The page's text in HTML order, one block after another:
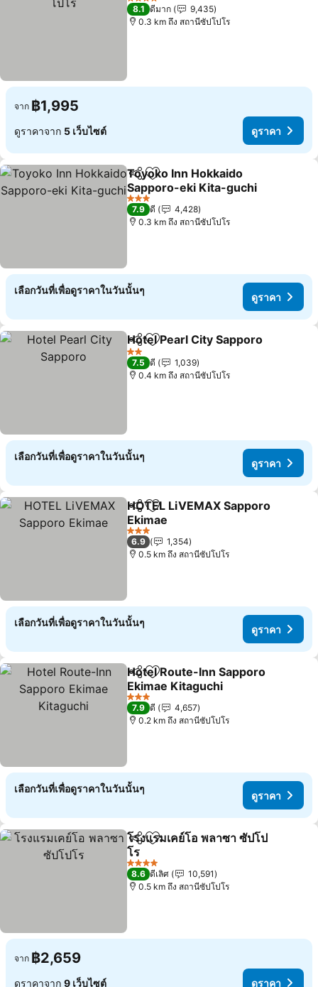
4 ดาว
8.1 ดีมาก
9,435
0.3 km ถึง สถานีซัปโปโร
จาก ฿1,995
ดูราคาจาก 5 เว็บไซต์ ดูราคา
แชร์ เพิ่มในรายการโปรด
Toyoko Inn Hokkaido
Sapporo-eki Kita-guchi
3 ดาว
7.9 ดี
4,428
0.3 km ถึง สถานีซัปโปโร
เลือกวันที่เพื่อดูราคาในวันนั้นๆ
ดูราคา
แชร์ เพิ่มในรายการโปรด
Hotel Pearl City Sapporo
2 ดาว
7.5 ดี
1,039
0.4 km ถึง สถานีซัปโปโร
เลือกวันที่เพื่อดูราคาในวันนั้นๆ
ดูราคา
แชร์ เพิ่มในรายการโปรด
HOTEL LiVEMAX Sapporo
Ekimae
3 ดาว
6.9
1,354
0.5 km ถึง สถานีซัปโปโร
เลือกวันที่เพื่อดูราคาในวันนั้นๆ
ดูราคา
แชร์ เพิ่มในรายการโปรด
Hotel Route-Inn Sapporo
Ekimae Kitaguchi
3 ดาว
7.9 ดี
4,657
0.2 km ถึง สถานีซัปโปโร
เลือกวันที่เพื่อดูราคาในวันนั้นๆ
ดูราคา
แชร์ เพิ่มในรายการโปรด
โรงแรมเคย์โอ พลาซา ซัปโป
โร
4 ดาว
8.6 ดีเลิศ
10,591
0.5 km ถึง สถานีซัปโปโร
จาก ฿2,659
ดูราคาจาก 9 เว็บไซต์ ดูราคา